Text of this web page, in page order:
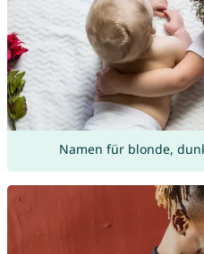
Namen für blonde,